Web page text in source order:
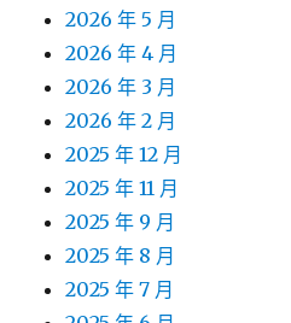
2026 年 5 月
2026 年 4 月
2026 年 3 月
2026 年 2 月
2025 年 12 月
2025 年 11 月
2025 年 9 月
2025 年 8 月
2025 年 7 月